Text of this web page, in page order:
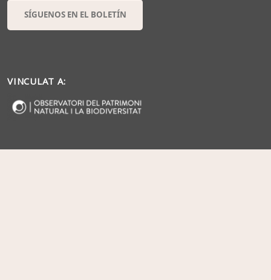
SÍGUENOS EN EL BOLETÍN
VINCULAT A: